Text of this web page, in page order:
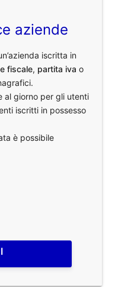
aziende
iscritta in
fiscale, partita iva o
al giorno per gli utenti
iscritti in possesso
è possibile